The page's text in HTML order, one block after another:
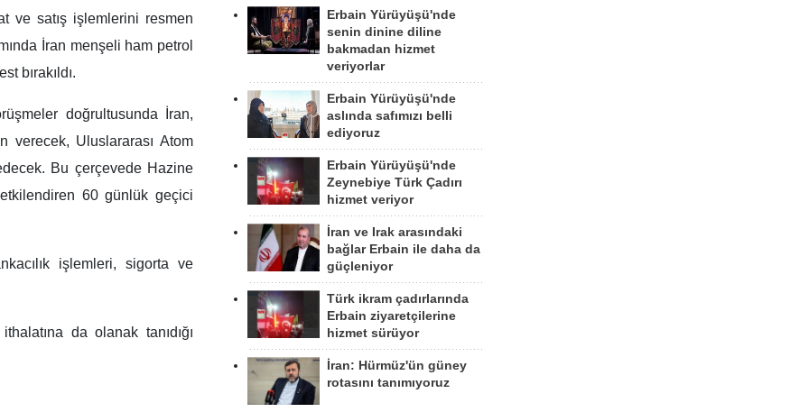
ve satış işlemlerini resmen
İran menşeli ham petrol
bırakıldı.
doğrultusunda İran,
verecek, Uluslararası Atom
Bu çerçevede Hazine
60 günlük geçici
işlemleri, sigorta ve
da olanak tanıdığı
Erbain Yürüyüşü'nde
senin dinine diline
bakmadan hizmet
veriyorlar
Erbain Yürüyüşü'nde
aslında safımızı belli
ediyoruz
Erbain Yürüyüşü'nde
Zeynebiye Türk Çadırı
hizmet veriyor
İran ve Irak arasındaki
bağlar Erbain ile daha da
güçleniyor
Türk ikram çadırlarında
Erbain ziyaretçilerine
hizmet sürüyor
İran: Hürmüz'ün güney
rotasını tanımıyoruz